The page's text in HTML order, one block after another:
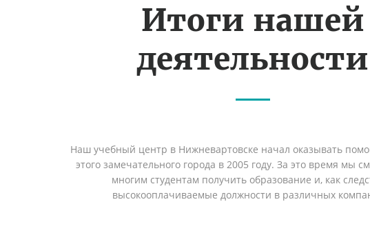
Итоги нашей
деятельности
Наш учебный центр в Нижневартовске начал оказывать
этого замечательного города в 2005 году. За это время мы
многим студентам получить образование и, как
высокооплачиваемые должности в различных